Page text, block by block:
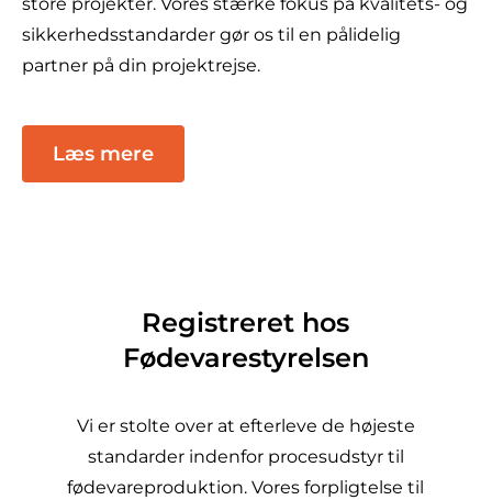
sikkerhedsstandarder gør os til en pålidelig
partner på din projektrejse.
Læs mere
Registreret hos
Fødevarestyrelsen
Vi er stolte over at efterleve de højeste
standarder indenfor procesudstyr til
fødevareproduktion. Vores forpligtelse til